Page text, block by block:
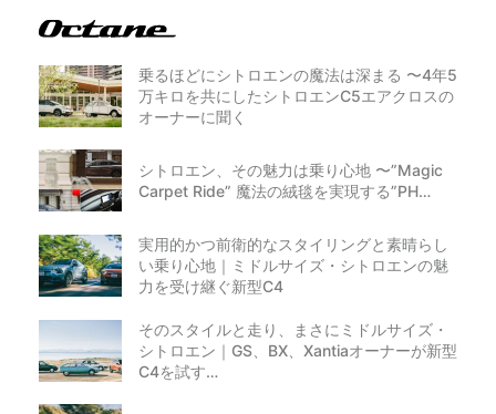
乗るほどにシトロエンの魔法は深まる 〜4年5
万キロを共にしたシトロエンC5エアクロスの
オーナーに聞く
シトロエン、その魅力は乗り心地 〜”Magic
Carpet Ride” 魔法の絨毯を実現する”PH…
実用的かつ前衛的なスタイリングと素晴らし
い乗り心地｜ミドルサイズ・シトロエンの魅
力を受け継ぐ新型C4
そのスタイルと走り、まさにミドルサイズ・
シトロエン｜GS、BX、Xantiaオーナーが新型
C4を試す…